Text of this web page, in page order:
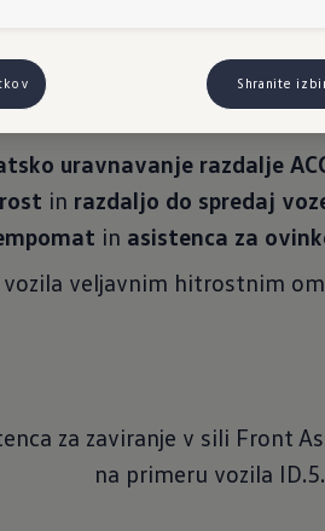
uravnavanje razdalje
in razdaljo do spredaj
in asistenca za
veljavnim hitrostnim
za zaviranje v sili Front
na primeru vozila ID.5.
Shranite